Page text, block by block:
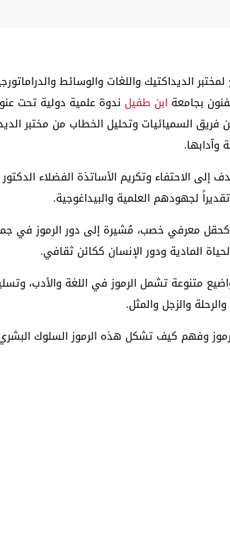
لمختبر الديداكتيك واللغات والوسائط
بجامعة ابن طفيل ندوة علمية دولية تحت
فريق السميائيات وتحليل الخطاب من مختبر
وآدابها.
يومي 30 و 29 مايو 2024، وتهدف إلى الاحتفاء وتكريم الأساتذة
لجهودهم العلمية والبيداغوجية.
كحقل معرفي خصب، مُشيرة إلى دور الرموز في
المادية ودور الإنسان ككائن ثقافي.
متنوعة تشمل الرموز في اللغة والأدب،
والزجل والمثل.
وفهم كيف تشكل هذه الرموز السلوك